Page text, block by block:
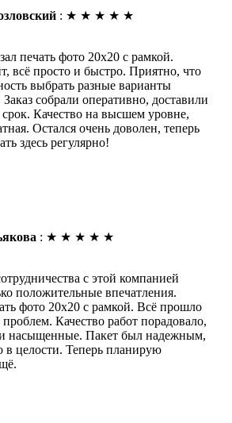
: ★ ★ ★ ★ ★
печать фото 20х20 с рамкой.
всё просто и быстро. Приятно, что
выбрать разные варианты
собрали оперативно, доставили
Качество на высшем уровне,
Остался очень доволен, теперь
здесь регулярно!
: ★ ★ ★ ★ ★
с этой компанией
положительные впечатления.
фото 20х20 с рамкой. Всё прошло
Качество работ порадовало,
и насыщенные. Пакет был надежным,
целости. Теперь планирую